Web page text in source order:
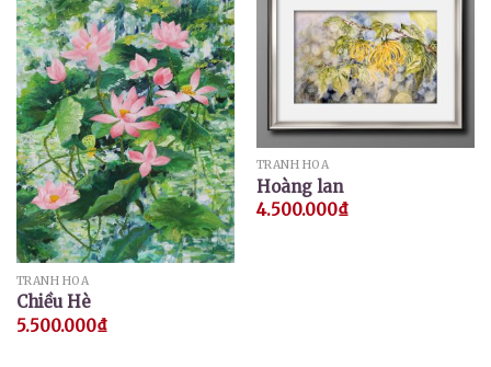
TRANH HOA
Chiều Hè
5.500.000₫
TRANH HOA
Hoàng lan
4.500.000₫